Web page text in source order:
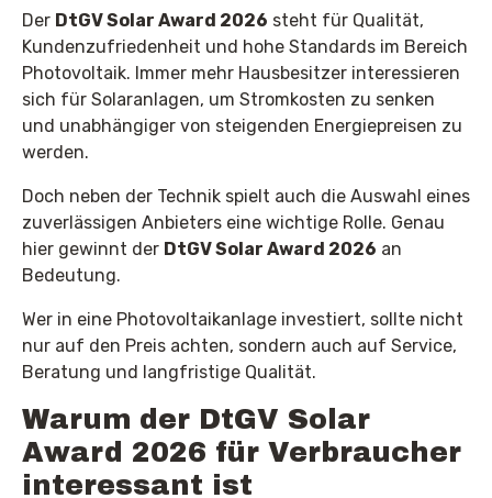
Der DtGV Solar Award 2026 steht für Qualität,
Kundenzufriedenheit und hohe Standards im Bereich
Photovoltaik. Immer mehr Hausbesitzer interessieren
sich für Solaranlagen, um Stromkosten zu senken
und unabhängiger von steigenden Energiepreisen zu
werden.
Doch neben der Technik spielt auch die Auswahl eines
zuverlässigen Anbieters eine wichtige Rolle. Genau
hier gewinnt der DtGV Solar Award 2026 an
Bedeutung.
Wer in eine Photovoltaikanlage investiert, sollte nicht
nur auf den Preis achten, sondern auch auf Service,
Beratung und langfristige Qualität.
Warum der DtGV Solar
Award 2026 für Verbraucher
interessant ist